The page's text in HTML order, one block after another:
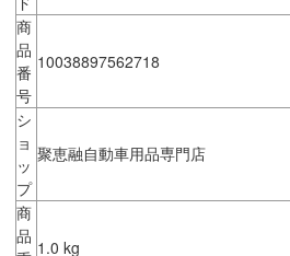
商
品
番
号
10038897562718
シ
ョ
ッ
プ
聚恵融自動車用品専門店
商
品
1.0 kg